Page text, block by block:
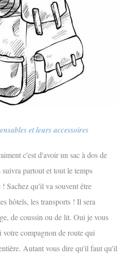
et leurs accessoires
c'est d'avoir un sac à dos de
partout et tout le temps
Sachez qu'il va souvent être
hôtels, les transports ! Il sera
de coussin ou de lit. Oui je vous
votre compagnon de route qui
Autant vous dire qu'il faut qu'il